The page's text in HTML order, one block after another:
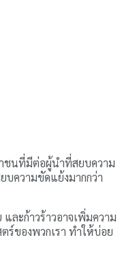
าชนที่มีต่อผู้นำที่สยบความ
ความขัดแย้งมากกว่า
ละก้าวร้าวอาจเพิ่มความ
ร์ของพวกเรา ทำให้บ่อย